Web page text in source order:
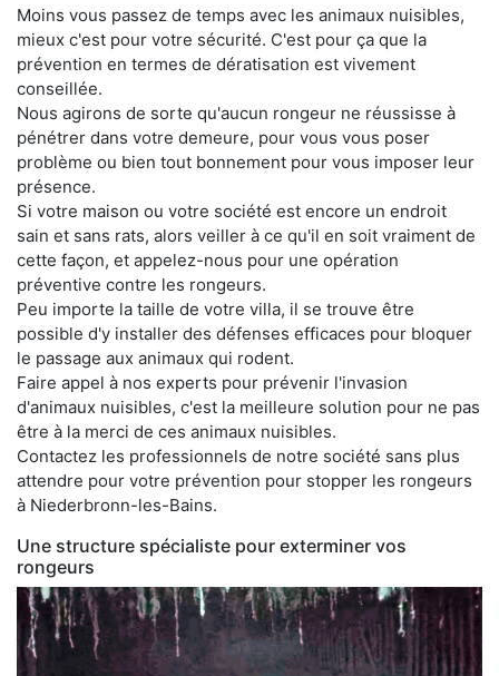
Moins vous passez de temps avec les animaux nuisibles,
mieux c'est pour votre sécurité. C'est pour ça que la
prévention en termes de dératisation est vivement
conseillée.
Nous agirons de sorte qu'aucun rongeur ne réussisse à
pénétrer dans votre demeure, pour vous vous poser
problème ou bien tout bonnement pour vous imposer leur
présence.
Si votre maison ou votre société est encore un endroit
sain et sans rats, alors veiller à ce qu'il en soit vraiment de
cette façon, et appelez-nous pour une opération
préventive contre les rongeurs.
Peu importe la taille de votre villa, il se trouve être
possible d'y installer des défenses efficaces pour bloquer
le passage aux animaux qui rodent.
Faire appel à nos experts pour prévenir l'invasion
d'animaux nuisibles, c'est la meilleure solution pour ne pas
être à la merci de ces animaux nuisibles.
Contactez les professionnels de notre société sans plus
attendre pour votre prévention pour stopper les rongeurs
à Niederbronn-les-Bains.
Une structure spécialiste pour exterminer vos
rongeurs